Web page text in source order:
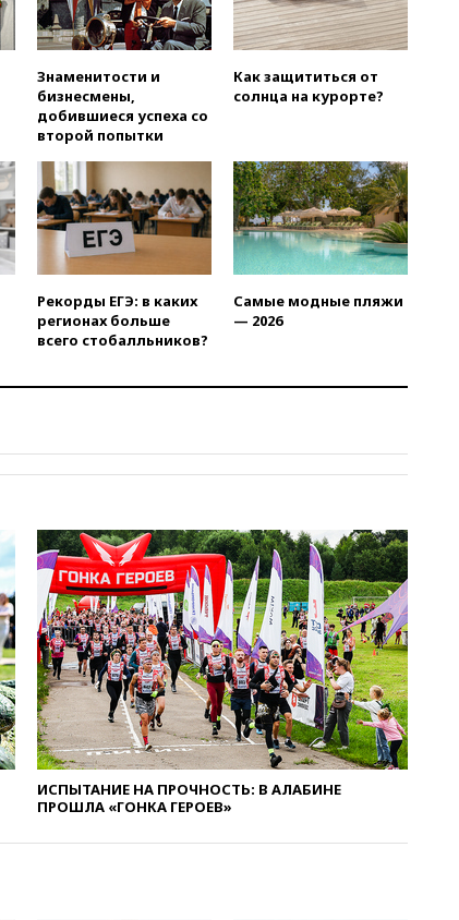
вчера, 21:10РФ не получала
обращений о прекращении
концессии строительства ж/д
в Армении
вчера, 21:00 В России вновь
обсуждают эксперимент по
вчера, 20:45Матвиенко:
россиянам могут
рекомендовать не посещать
Армению
вчера, 20:35ПВО за день
беспилотник над Россией
вчера, 20:27
олимпиады для поступления в
предложил оплачивать
защиту дорог от БПЛА из
вчера, 20:00Зеленский 8
августа посетит Сербию с
официальным визитом
вчера, 19:58В Госдуму будет
внесен законопроект об
отмене ЕГЭ
вчера, 19:50Аэропорты Сочи и
Ярославля приостановили
работу
вчера, 19:35WP: Трамп
призвал доноров-
республиканцев поддержать
Вэнса на выборах 2028 года
вчера, 19:20Число ломбардов
Знаменитости и
бизнесмены,
добившиеся успеха со
второй попытки
Как защититься от
солнца на курорте?
Рекорды ЕГЭ: в каких
регионах больше
всего стобалльников?
Самые модные пляжи
— 2026
ИСПЫТАНИЕ НА ПРОЧНОСТЬ: В АЛАБИНЕ
ПРОШЛА «ГОНКА ГЕРОЕВ»